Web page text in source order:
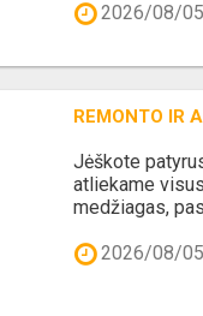
2026/08/05
REMONTO IR
Jėškote
atliekame
medžiagas,
2026/08/05